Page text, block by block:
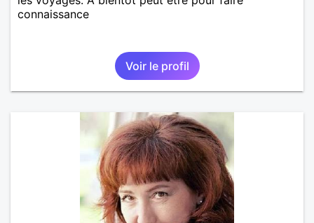
connaissance
Voir le profil